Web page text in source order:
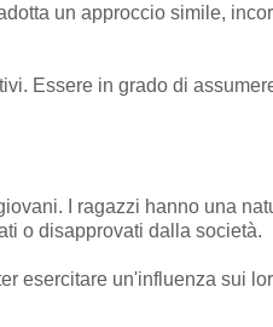
un approccio simile,
Essere in grado di
I ragazzi hanno una
o disapprovati dalla società.
esercitare un'influenza sui